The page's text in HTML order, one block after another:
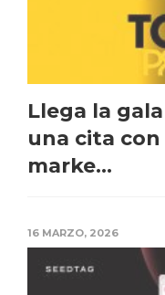
Llega la gala
una cita
marke...
16 MARZO, 2026